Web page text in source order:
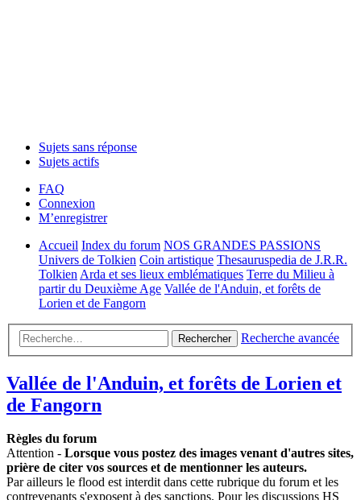
Sujets sans réponse
Sujets actifs
FAQ
Connexion
M’enregistrer
Accueil Index du forum NOS GRANDES PASSIONS
Univers de Tolkien Coin artistique Thesauruspedia de J.R.R.
Tolkien Arda et ses lieux emblématiques Terre du Milieu à
partir du Deuxième Age Vallée de l'Anduin, et forêts de
Lorien et de Fangorn
Rechercher Recherche avancée
Vallée de l'Anduin, et forêts de Lorien et
de Fangorn
Règles du forum
Attention - Lorsque vous postez des images venant d'autres sites,
prière de citer vos sources et de mentionner les auteurs.
Par ailleurs le flood est interdit dans cette rubrique du forum et les
contrevenants s'exposent à des sanctions. Pour les discussions HS